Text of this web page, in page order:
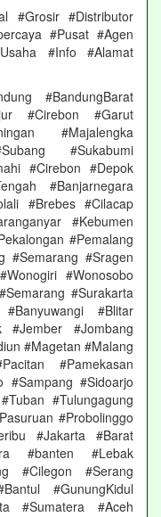
#Grosir #Distributor
#Pusat #Agen
#Info #Alamat
#BandungBarat
#Cirebon #Garut
#Majalengka
#Sukabumi
#Cirebon #Depok
#Banjarnegara
#Brebes #Cilacap
#Kebumen
#Pemalang
#Semarang #Sragen
#Wonosobo
#Surakarta
#Blitar
#Jember #Jombang
#Magetan #Malang
#Pamekasan
#Sampang #Sidoarjo
#Tulungagung
#Probolinggo
#Jakarta #Barat
#banten #Lebak
#Cilegon #Serang
#GunungKidul
#Sumatera #Aceh